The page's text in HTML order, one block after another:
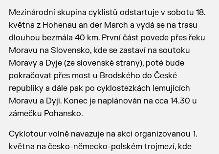
Mezinárodní skupina cyklistů odstartuje v sobotu 18.
května z Hohenau an der March a vydá se na trasu
dlouhou bezmála 40 km. První část povede přes řeku
Moravu na Slovensko, kde se zastaví na soutoku
Moravy a Dyje (ze slovenské strany), poté bude
pokračovat přes most u Brodského do České
republiky a dále pak po cyklostezkách lemujících
Moravu a Dyji. Konec je naplánován na cca 14.30 u
zámečku Pohansko.
Cyklotour volně navazuje na akci organizovanou 1.
května na česko-německo-polském trojmezí, kde